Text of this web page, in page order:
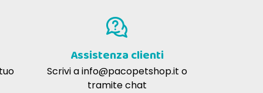
Assistenza clienti
Scrivi ainfo@pacopetshop.it o
tramite chat